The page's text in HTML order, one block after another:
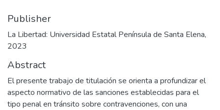
Publisher
La Libertad: Universidad Estatal Península de Santa Elena,
2023
Abstract
El presente trabajo de titulación se orienta a profundizar el
aspecto normativo de las sanciones establecidas para el
tipo penal en tránsito sobre contravenciones, con una